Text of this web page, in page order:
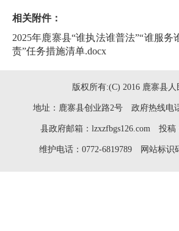
相关附件：
2025年鹿寨县“谁执法谁普法”“谁服务
责”任务措施清单.docx
版权所有:(C) 2016 鹿寨县人
地址：鹿寨县创业路2号 政府热线电
县政府邮箱：lzxzfbgs126.com 投稿
维护电话：0772-6819789 网站标识